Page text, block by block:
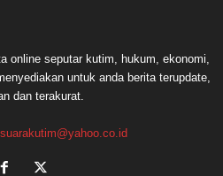
online seputar kutim, hukum, ekonomi,
untuk anda berita terupdate,
dan terakurat.
suarakutim@yahoo.co.id